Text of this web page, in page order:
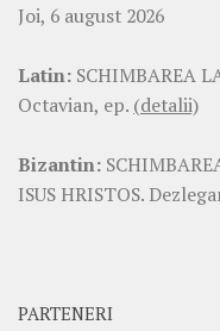
Joi, 6 august 2026
Latin: SCHIMBAREA
Octavian, ep. (detalii)
Bizantin:
ISUS HRISTOS.
PARTENERI